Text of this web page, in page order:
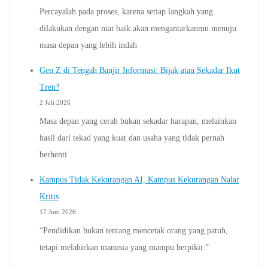
Percayalah pada proses, karena setiap langkah yang
dilakukan dengan niat baik akan mengantarkanmu menuju
masa depan yang lebih indah
Gen Z di Tengah Banjir Informasi: Bijak atau Sekadar Ikut
Tren?
2 Juli 2026
Masa depan yang cerah bukan sekadar harapan, melainkan
hasil dari tekad yang kuat dan usaha yang tidak pernah
berhenti
Kampus Tidak Kekurangan AI, Kampus Kekurangan Nalar
Kritis
17 Juni 2026
“Pendidikan bukan tentang mencetak orang yang patuh,
tetapi melahirkan manusia yang mampu berpikir.”